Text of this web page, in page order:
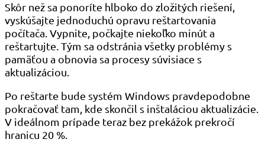
Skôr než sa ponoríte hlboko do zložitých riešení,
vyskúšajte jednoduchú opravu reštartovania
počítača. Vypnite, počkajte niekoľko minút a
reštartujte. Tým sa odstránia všetky problémy s
pamäťou a obnovia sa procesy súvisiace s
aktualizáciou.
Po reštarte bude systém Windows pravdepodobne
pokračovať tam, kde skončil s inštaláciou aktualizácie.
V ideálnom prípade teraz bez prekážok prekročí
hranicu 20 %.